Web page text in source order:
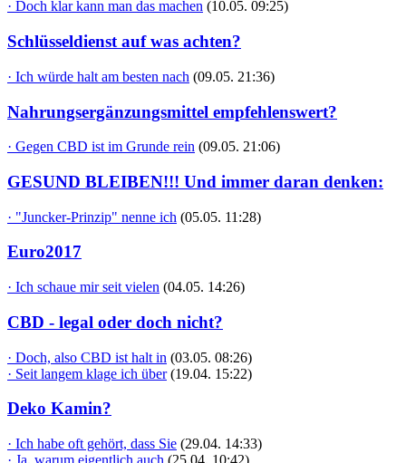
· Doch klar kann man das machen (10.05. 09:25)
Schlüsseldienst auf was achten?
· Ich würde halt am besten nach (09.05. 21:36)
Nahrungsergänzungsmittel empfehlenswert?
· Gegen CBD ist im Grunde rein (09.05. 21:06)
GESUND BLEIBEN!!! Und immer daran denken:
· "Juncker-Prinzip" nenne ich (05.05. 11:28)
Euro2017
· Ich schaue mir seit vielen (04.05. 14:26)
CBD - legal oder doch nicht?
· Doch, also CBD ist halt in (03.05. 08:26)
· Seit langem klage ich über (19.04. 15:22)
Deko Kamin?
· Ich habe oft gehört, dass Sie (29.04. 14:33)
· Ja, warum eigentlich auch (25.04. 10:42)